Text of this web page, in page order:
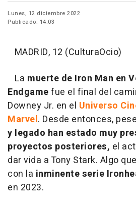
Lunes, 12 diciembre 2022
Publicado: 14:03
MADRID, 12 (CulturaOcio)
La muerte de Iron Man en
Endgamefue el final del
Downey Jr. en el Universo
Marvel. Desde entonces,
y legado han estado muy
proyectos posteriores, el
dar vida a Tony Stark. Algo
con la inminente serie
en 2023.